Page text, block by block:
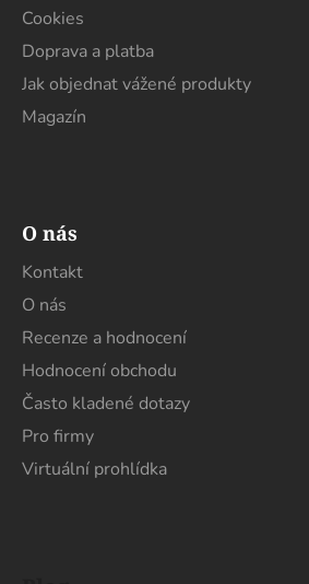
Cookies
Doprava a platba
Jak objednat vážené produkty
Magazín
O nás
Kontakt
O nás
Recenze a hodnocení
Hodnocení obchodu
Často kladené dotazy
Pro firmy
Virtuální prohlídka